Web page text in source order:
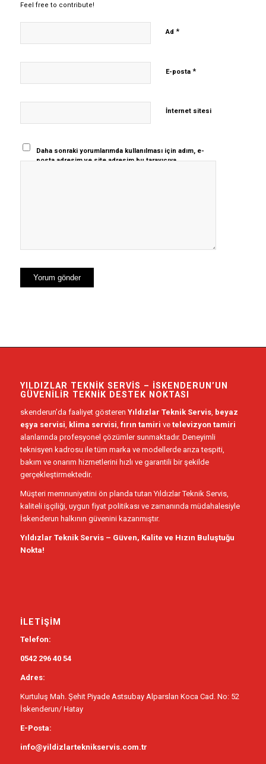
Feel free to contribute!
Ad *
E-posta *
İnternet sitesi
Daha sonraki yorumlarımda kullanılması için adım, e-
posta adresim ve site adresim bu tarayıcıya
YILDIZLAR TEKNIK SERVIS – İSKENDERUN’UN
GÜVENILIR TEKNIK DESTEK NOKTASI
skenderun’da faaliyet gösteren Yıldızlar Teknik Servis, beyaz
eşya servisi klima servisi fırın tamiri ve televizyon tamiri
alanlarında profesyonel çözümler sunmaktadır. Deneyimli
teknisyen kadrosu ile tüm marka ve modellerde arıza tespiti,
bakım ve onarım hizmetlerini hızlı ve garantili bir şekilde
gerçekleştirmektedir.
Müşteri memnuniyetini ön planda tutan Yıldızlar Teknik Servis,
kaliteli işçiliği, uygun fiyat politikası ve zamanında müdahalesiyle
İskenderun halkının güvenini kazanmıştır.
Yıldızlar Teknik Servis – Güven, Kalite ve Hızın Buluştuğu
Nokta!
İLETIŞIM
Telefon:
0542 296 40 54
Adres:
Kurtuluş Mah. Şehit Piyade Astsubay Alparslan Koca Cad. No: 52
İskenderun/ Hatay
E-Posta:
info@yildizlarteknikservis.com.tr